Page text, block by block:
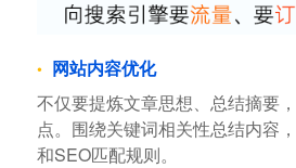
网站内容优化
不仅要提炼文章思想、总结摘要
点。围绕关键词相关性总结内容
和SEO匹配规则。